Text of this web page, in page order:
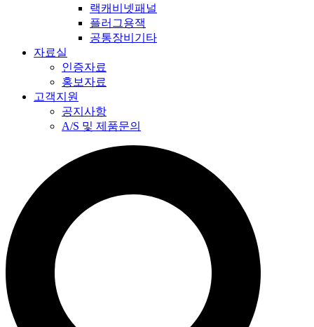
랙캐비넷패널
플러그용잭
공통장비기타
자료실
인증자료
홍보자료
고객지원
공지사항
A/S 및 제품문의​